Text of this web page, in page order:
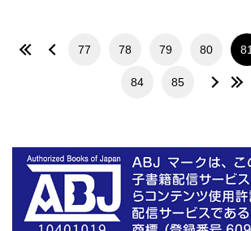
77 78 79 80 81
84 85